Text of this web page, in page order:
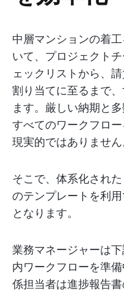
中層マンションの着
いて、プロジェクト
ェックリストから、
割り当てに至るまで
ます。厳しい納期と
すべてのワークフロ
現実的ではありません
そこで、体系化され
のテンプレートを利
となります。
業務マネージャーは
内ワークフローを準
係担当者は進捗報告